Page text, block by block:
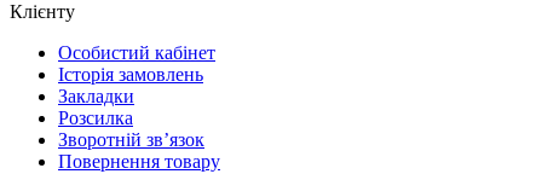
Клієнту
Особистий кабінет
Історія замовлень
Закладки
Розсилка
Зворотній зв’язок
Повернення товару